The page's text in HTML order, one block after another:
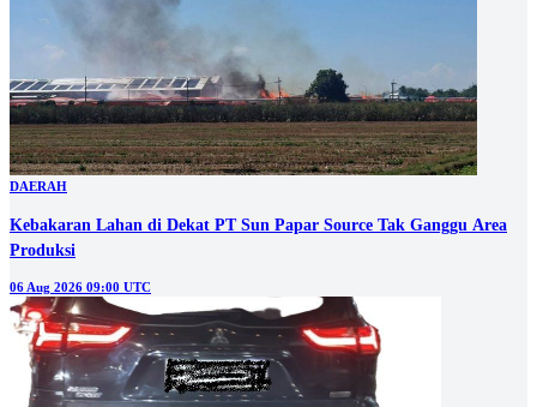
DAERAH
Kebakaran Lahan di Dekat PT Sun Papar Source Tak Ganggu Area
Produksi
06 Aug 2026 09:00 UTC